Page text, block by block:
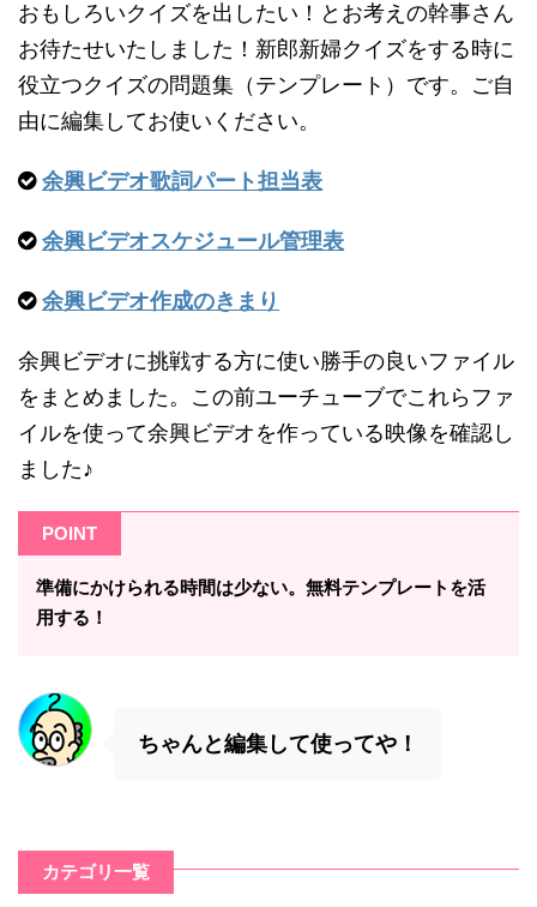
おもしろいクイズを出したい！とお考えの幹事さん
お待たせいたしました！新郎新婦クイズをする時に
役立つクイズの問題集（テンプレート）です。ご自
由に編集してお使いください。
余興ビデオ歌詞パート担当表
余興ビデオスケジュール管理表
余興ビデオ作成のきまり
余興ビデオに挑戦する方に使い勝手の良いファイル
をまとめました。この前ユーチューブでこれらファ
イルを使って余興ビデオを作っている映像を確認し
ました♪
POINT
準備にかけられる時間は少ない。無料テンプレートを活
用する！
ちゃんと編集して使ってや！
カテゴリ一覧